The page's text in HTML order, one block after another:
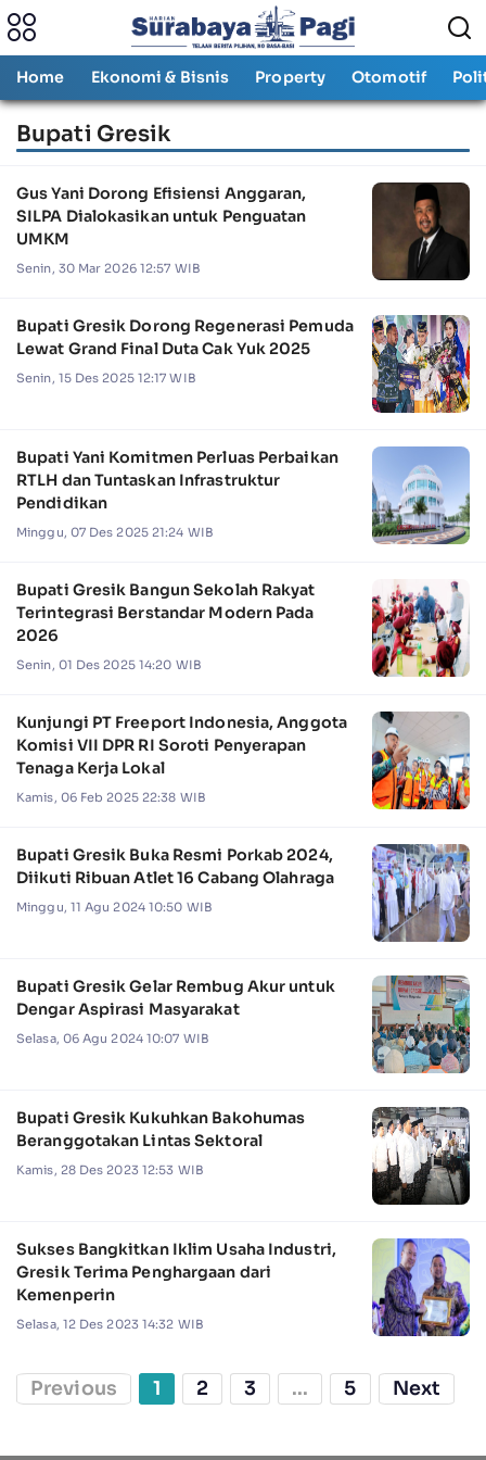
Home Ekonomi & Bisnis Property Otomotif
Bupati Gresik
Gus Yani Dorong Efisiensi Anggaran,
SILPA Dialokasikan untuk Penguatan
UMKM
Senin, 30 Mar 2026 12:57 WIB
Bupati Gresik Dorong Regenerasi Pemuda
Lewat Grand Final Duta Cak Yuk 2025
Senin, 15 Des 2025 12:17 WIB
Bupati Yani Komitmen Perluas Perbaikan
RTLH dan Tuntaskan Infrastruktur
Pendidikan
Minggu, 07 Des 2025 21:24 WIB
Bupati Gresik Bangun Sekolah Rakyat
Terintegrasi Berstandar Modern Pada
2026
Senin, 01 Des 2025 14:20 WIB
Kunjungi PT Freeport Indonesia, Anggota
Komisi VII DPR RI Soroti Penyerapan
Tenaga Kerja Lokal
Kamis, 06 Feb 2025 22:38 WIB
Bupati Gresik Buka Resmi Porkab 2024,
Diikuti Ribuan Atlet 16 Cabang Olahraga
Minggu, 11 Agu 2024 10:50 WIB
Bupati Gresik Gelar Rembug Akur untuk
Dengar Aspirasi Masyarakat
Selasa, 06 Agu 2024 10:07 WIB
Bupati Gresik Kukuhkan Bakohumas
Beranggotakan Lintas Sektoral
Kamis, 28 Des 2023 12:53 WIB
Sukses Bangkitkan Iklim Usaha Industri,
Gresik Terima Penghargaan dari
Kemenperin
Selasa, 12 Des 2023 14:32 WIB
Previous 1 2 3 ... 5 Next